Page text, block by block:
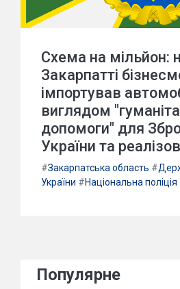
Схема на мільйон:
Закарпатті
імпортував
виглядом
допомоги" для
України та
#Закарпатська область #
України #Національна поліція
Популярне